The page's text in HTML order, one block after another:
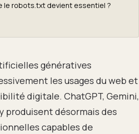
le robots.txt devient essentiel ?
génératives
les usages du web et
digitale. ChatGPT, Gemini,
produisent désormais des
capables de